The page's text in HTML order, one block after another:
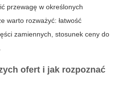
przewagę w określonych
warto rozważyć: łatwość
zamiennych, stosunek ceny do
ofert i jak rozpoznać